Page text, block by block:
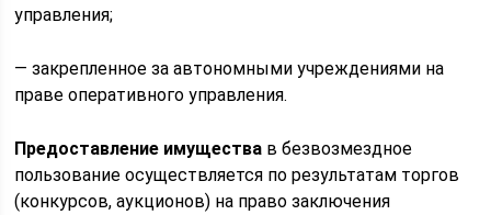
управления;
— закрепленное за автономными учреждениями на
праве оперативного управления.
Предоставление имущества в безвозмездное
пользование осуществляется по результатам торгов
(конкурсов, аукционов) на право заключения